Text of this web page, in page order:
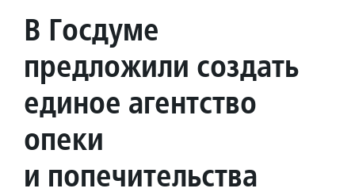
В Госдуме
предложили создать
единое агентство
опеки
и попечительства